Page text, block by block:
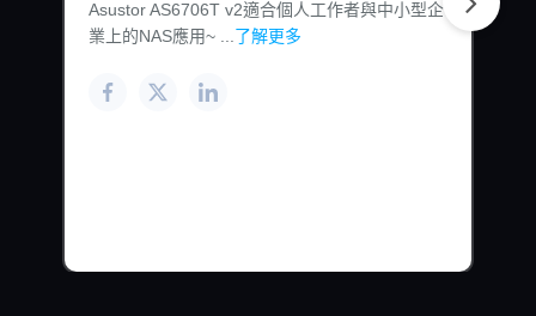
Asustor AS6706T v2適合個人工作者與中小型企
業上的NAS應用~ ... 了解更多